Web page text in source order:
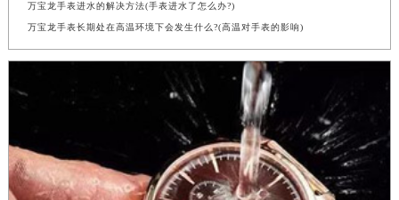
万宝龙手表进水的解决方法(手表进水了怎么办?)
万宝龙手表长期处在高温环境下会发生什么?(高温对手表的影响)